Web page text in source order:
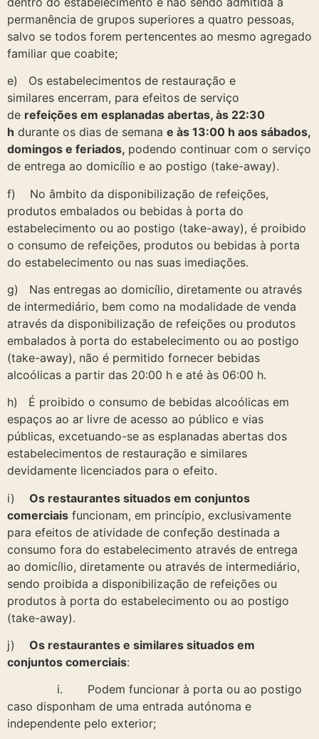
permanência de grupos superiores a quatro pessoas,
salvo se todos forem pertencentes ao mesmo agregado
familiar que coabite;
e) Os estabelecimentos de restauração e
similares encerram, para efeitos de serviço
de refeições em esplanadas abertas, às 22:30
h durante os dias de semana e às 13:00 h aos sábados,
domingos e feriados, podendo continuar com o serviço
de entrega ao domicílio e ao postigo (take-away).
f) No âmbito da disponibilização de refeições,
produtos embalados ou bebidas à porta do
estabelecimento ou ao postigo (take-away), é proibido
o consumo de refeições, produtos ou bebidas à porta
do estabelecimento ou nas suas imediações.
g) Nas entregas ao domicílio, diretamente ou através
de intermediário, bem como na modalidade de venda
através da disponibilização de refeições ou produtos
embalados à porta do estabelecimento ou ao postigo
(take-away), não é permitido fornecer bebidas
alcoólicas a partir das 20:00 h e até às 06:00 h.
h) É proibido o consumo de bebidas alcoólicas em
espaços ao ar livre de acesso ao público e vias
públicas, excetuando-se as esplanadas abertas dos
estabelecimentos de restauração e similares
devidamente licenciados para o efeito.
i) Os restaurantes situados em conjuntos
comerciais funcionam, em princípio, exclusivamente
para efeitos de atividade de confeção destinada a
consumo fora do estabelecimento através de entrega
ao domicílio, diretamente ou através de intermediário,
sendo proibida a disponibilização de refeições ou
produtos à porta do estabelecimento ou ao postigo
(take-away).
j) Os restaurantes e similares situados em
conjuntos comerciais:
i. Podem funcionar à porta ou ao postigo
caso disponham de uma entrada autónoma e
independente pelo exterior;